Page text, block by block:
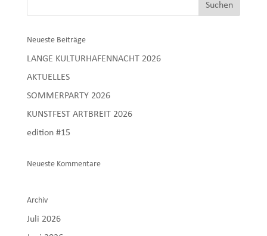
Neueste Beiträge
LANGE KULTURHAFENNACHT 2026
AKTUELLES
SOMMERPARTY 2026
KUNSTFEST ARTBREIT 2026
edition #15
Neueste Kommentare
Archiv
Juli 2026